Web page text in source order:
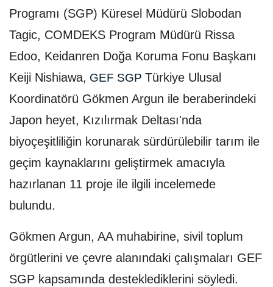
Programı (SGP) Küresel Müdürü Slobodan
Tagic, COMDEKS Program Müdürü Rissa
Edoo, Keidanren Doğa Koruma Fonu Başkanı
Keiji Nishiawa, GEF SGP Türkiye Ulusal
Koordinatörü Gökmen Argun ile beraberindeki
Japon heyet, Kızılırmak Deltası'nda
biyoçeşitliliğin korunarak sürdürülebilir tarım ile
geçim kaynaklarını geliştirmek amacıyla
hazırlanan 11 proje ile ilgili incelemede
bulundu.
Gökmen Argun, AA muhabirine, sivil toplum
örgütlerini ve çevre alanındaki çalışmaları GEF
SGP kapsamında desteklediklerini söyledi.